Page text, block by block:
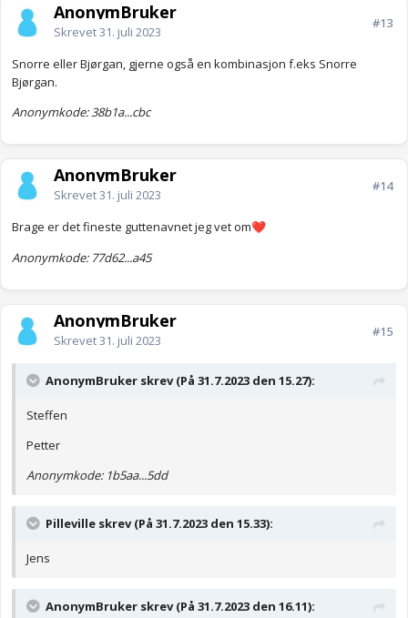
AnonymBruker
Skrevet31. juli 2023
#13
Snorre eller Bjørgan, gjerne også en kombinasjon f.eks Snorre
Bjørgan.
Anonymkode: 38b1a...cbc
AnonymBruker
Skrevet31. juli 2023
#14
Brage er det fineste guttenavnet jeg vet om❤️
Anonymkode: 77d62...a45
AnonymBruker
Skrevet31. juli 2023
#15
AnonymBruker skrev (På 31.7.2023 den 15.27):
Steffen
Petter
Anonymkode: 1b5aa...5dd
Pilleville skrev (På 31.7.2023 den 15.33):
Jens
AnonymBruker skrev (På 31.7.2023 den 16.11):